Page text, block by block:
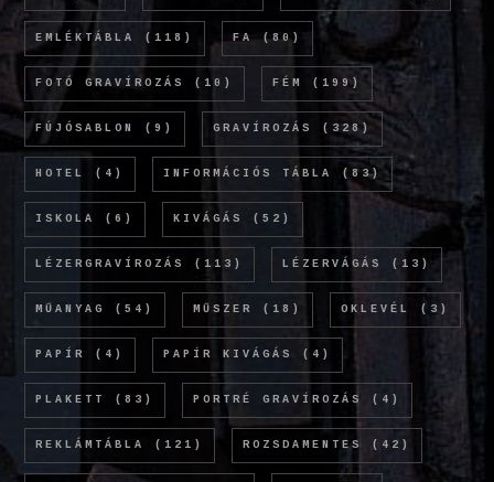
EMLÉKTÁBLA (118) FA (80)
FOTÓ GRAVÍROZÁS (10) FÉM (199)
FÚJÓSABLON (9) GRAVÍROZÁS (328)
HOTEL (4) INFORMÁCIÓS TÁBLA (83)
ISKOLA (6) KIVÁGÁS (52)
LÉZERGRAVÍROZÁS (113) LÉZERVÁGÁS (13)
MŰANYAG (54) MŰSZER (18) OKLEVÉL (3)
PAPÍR (4) PAPÍR KIVÁGÁS (4)
PLAKETT (83) PORTRÉ GRAVÍROZÁS (4)
REKLÁMTÁBLA (121) ROZSDAMENTES (42)